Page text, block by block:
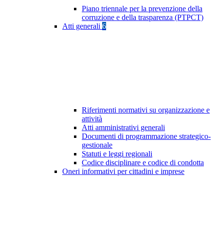
Piano triennale per la prevenzione della
corruzione e della trasparenza (PTPCT)
Atti generali 6
Riferimenti normativi su organizzazione e
attività
Atti amministrativi generali
Documenti di programmazione strategico-
gestionale
Statuti e leggi regionali
Codice disciplinare e codice di condotta
Oneri informativi per cittadini e imprese